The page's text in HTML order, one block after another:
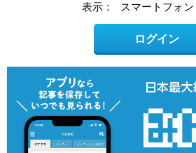
表示： スマートフォン
ログイン